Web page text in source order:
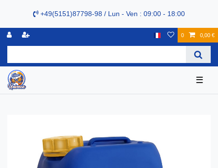
+49(5151)87798-98 / Lun - Ven : 09:00 - 18:00
0 0,00 €
☰